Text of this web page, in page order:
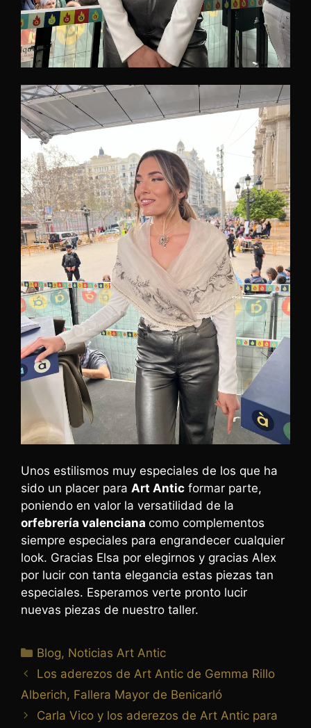
Unos estilismos muy especiales de los que ha
sido un placer para Art Antic formar parte,
poniendo en valor la versatilidad de la
orfebrería valenciana como complementos
siempre especiales para engrandecer cualquier
look. Gracias Elsa por elegirnos y gracias Alex
por lucir con tanta elegancia estas piezas tan
especiales. Esperamos verte pronto lucir
nuevas piezas de nuestro taller.
Blog, Noticias Art Antic
Los aderezos de Art Antic de Gemma Rillo
Alberich, Fallera Mayor de Benicarló
Carla Vico y los aderezos de Art Antic para